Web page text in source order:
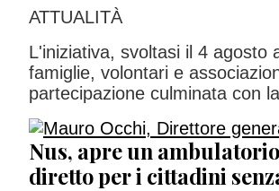
ATTUALITÀ
L'iniziativa, svoltasi il 4 agosto
famiglie, volontari e
partecipazione culminata con
Nus, apre un
diretto per i cittadini